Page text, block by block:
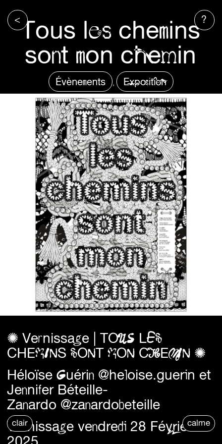
clair calme
< ?
Tous les chemins
sont mon chemin
Évènements Exposition
✺ Vernissage | TOUS LES
CHEMINS SONT MON CHEMIN ✺
Héloïse Guérin @heloise.guerin et
Jennifer Béteille-
Zanardo @zanardobeteille
Vernissage vendredi 28 Février